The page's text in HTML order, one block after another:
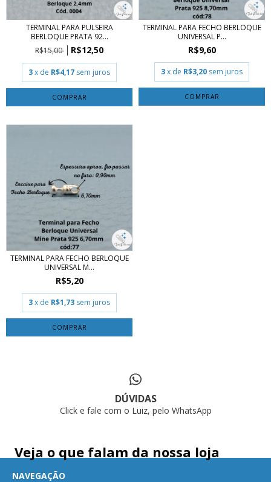
TERMINAL PARA PULSEIRA
BERLOQUE PRATA 92...
R$15,00
R$12,50
3x de R$4,17 sem juros
COMPRAR
TERMINAL PARA FECHO BERLOQUE
UNIVERSAL P...
R$9,60
3x de R$3,20 sem juros
COMPRAR
TERMINAL PARA FECHO BERLOQUE
UNIVERSAL M...
R$5,20
3x de R$1,73 sem juros
COMPRAR
DÚVIDAS
Click e fale com o Luiz, pelo WhatsApp
Veja o que falam da nossa loja
NAVEGAÇÃO